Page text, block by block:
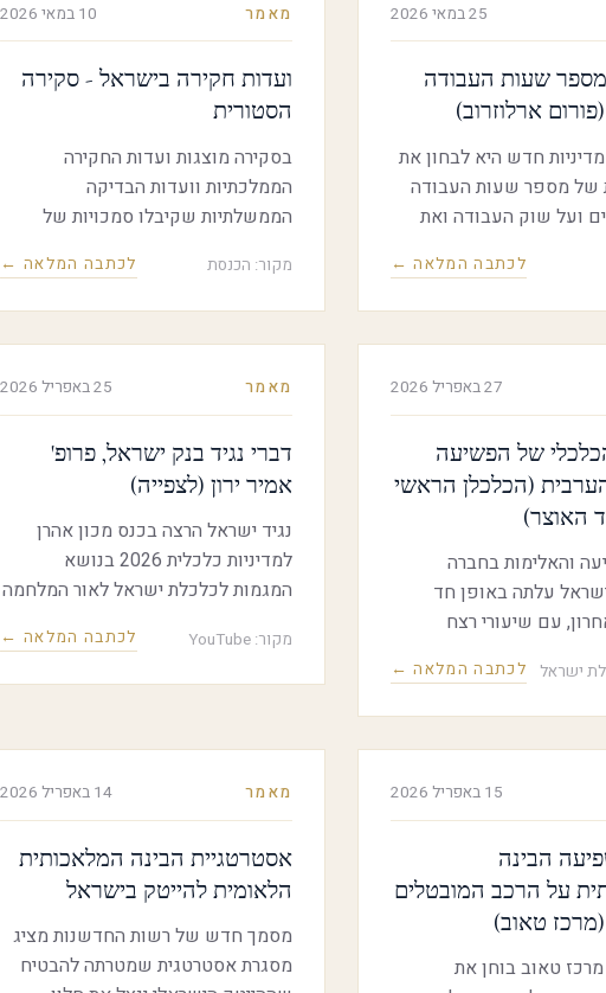
עומק על עתיד הטכנולוגיה, החדשנות
והכלכלה בעידן ה-AI.
25 במאי 2026
שעות העבודה
ארלוזרוב)
מדיניות חדש היא לבחון את
מספר שעות העבודה
ועל שוק העבודה ואת
שעות העבודה
הנייר מציג את ההשלכות
מקרי מבחן ממדינות
התאמת אסטרטגיות
לשוק העבודה הישראלי
לכתבה המלאה ←
מאמר 10 במאי 2026
ועדות חקירה בישראל - סקירה
הסטורית
בסקירה מוצגות ועדות החקירה
הממלכתיות וועדות הבדיקה
הממשלתיות שקיבלו סמכויות של
חקיקת חוק ועדות חקירה ב-1968
מקור: הכנסת לכתבה המלאה ←
27 באפריל 2026
של הפשיעה
(הכלכלן הראשי
האוצר)
והאלימות בחברה
עלתה באופן חד
עם שיעורי רצח
מוסלמיות וערביות
רוב קורבנות הרצח הם
למשק הישראלי
מוערכת לכל הפחות בכ-0.5 אחוז
מדי שנה, הנאמדים
ישראל לכתבה המלאה ←
מאמר 25 באפריל 2026
דברי נגיד בנק ישראל, פרופ'
אמיר ירון (לצפייה)
נגיד ישראל הרצה בכנס מכון אהרן
למדיניות כלכלית 2026 בנושא
המגמות לכלכלת ישראל לאור המלחמה
כתוצאה בעלייה בתוואי הגרעון
הממשלתי בשנים הקרובות.
מקור: YouTube לכתבה המלאה ←
15 באפריל 2026
הבינה
על הרכב המובטלים
טאוב)
טאוב בוחן את
מאמר 14 באפריל 2026
אסטרטגיית הבינה המלאכותית
הלאומית להייטק בישראל
מסמך חדש של רשות החדשנות מציג
מסגרת אסטרטגית שמטרתה להבטיח